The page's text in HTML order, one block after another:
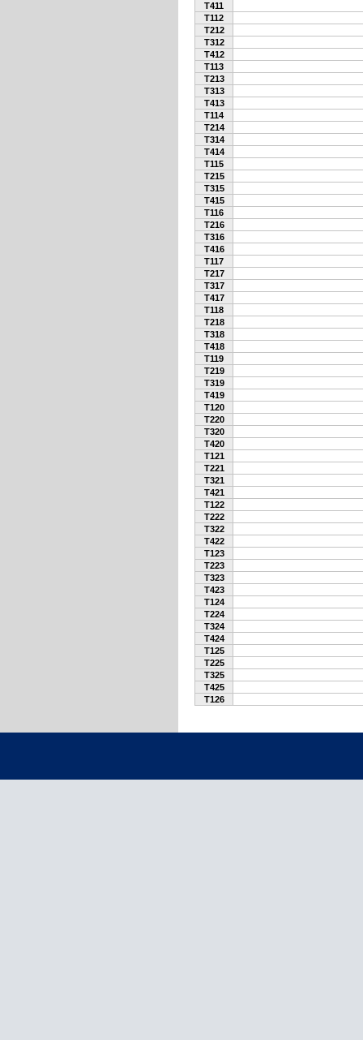
T411
T112
T212
T312
T412
T113
T213
T313
T413
T114
T214
T314
T414
T115
T215
T315
T415
T116
T216
T316
T416
T117
T217
T317
T417
T118
T218
T318
T418
T119
T219
T319
T419
T120
T220
T320
T420
T121
T221
T321
T421
T122
T222
T322
T422
T123
T223
T323
T423
T124
T224
T324
T424
T125
T225
T325
T425
T126